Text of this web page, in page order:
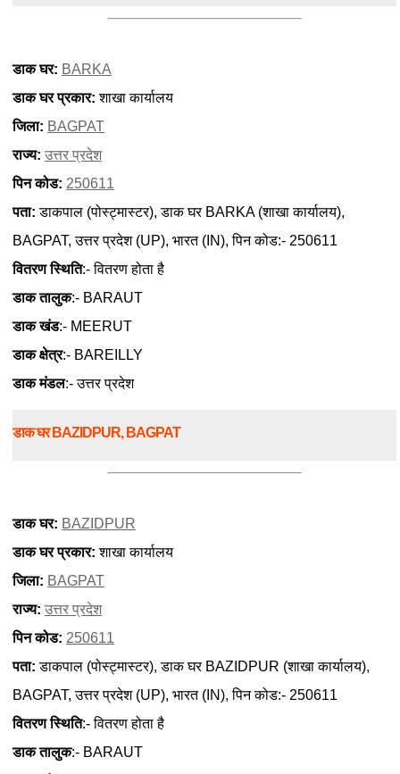
डाक घर: BARKA
डाक घर प्रकार: शाखा कार्यालय
जिला: BAGPAT
राज्य: उत्तर प्रदेश
पिन कोड: 250611
पता: डाकपाल (पोस्ट्मास्टर), डाक घर BARKA (शाखा कार्यालय),
BAGPAT, उत्तर प्रदेश (UP), भारत (IN), पिन कोड:- 250611
वितरण स्थिति:- वितरण होता है
डाक तालुक:- BARAUT
डाक खंड:- MEERUT
डाक क्षेत्र:- BAREILLY
डाक मंडल:- उत्तर प्रदेश
डाक घर BAZIDPUR, BAGPAT
डाक घर: BAZIDPUR
डाक घर प्रकार: शाखा कार्यालय
जिला: BAGPAT
राज्य: उत्तर प्रदेश
पिन कोड: 250611
पता: डाकपाल (पोस्ट्मास्टर), डाक घर BAZIDPUR (शाखा कार्यालय),
BAGPAT, उत्तर प्रदेश (UP), भारत (IN), पिन कोड:- 250611
वितरण स्थिति:- वितरण होता है
डाक तालुक:- BARAUT